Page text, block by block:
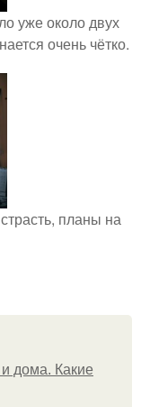
уже около двух
очень чётко.
планы на
дома. Какие